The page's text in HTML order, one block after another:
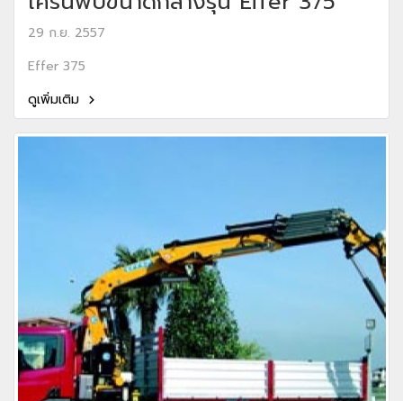
29 ก.ย. 2557
Effer 375
ดูเพิ่มเติม